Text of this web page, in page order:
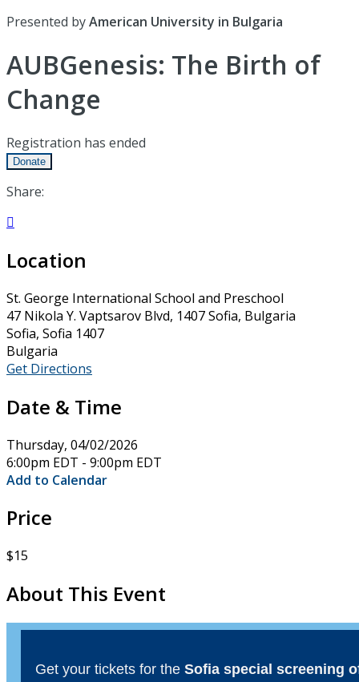
Presented byAmerican University in Bulgaria
AUBGenesis: The Birth of
Change
Registration has ended
Donate
Share:

Location
St. George International School and Preschool
47 Nikola Y. Vaptsarov Blvd, 1407 Sofia, Bulgaria
Sofia, Sofia 1407
Bulgaria
Get Directions
Date & Time
Thursday, 04/02/2026
6:00pm EDT - 9:00pm EDT
Add to Calendar
Price
$15
About This Event
Get your tickets for the Sofia special screening